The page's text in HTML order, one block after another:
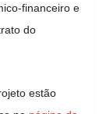
financeiro e
do
estão